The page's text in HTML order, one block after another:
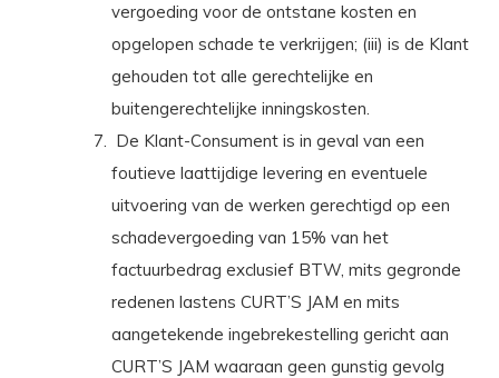
vergoeding voor de ontstane kosten en
opgelopen schade te verkrijgen; (iii) is de Klant
gehouden tot alle gerechtelijke en
buitengerechtelijke inningskosten.
De Klant-Consument is in geval van een
foutieve laattijdige levering en eventuele
uitvoering van de werken gerechtigd op een
schadevergoeding van 15% van het
factuurbedrag exclusief BTW, mits gegronde
redenen lastens CURT’S JAM en mits
aangetekende ingebrekestelling gericht aan
CURT’S JAM waaraan geen gunstig gevolg